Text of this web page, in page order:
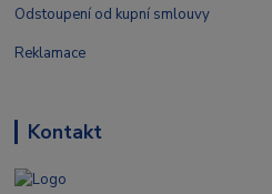
Odstoupení od kupní smlouvy
Reklamace
Kontakt